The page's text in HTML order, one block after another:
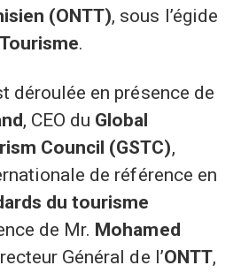
(ONTT), sous l’égide
.
déroulée en présence de
, CEO du Global
Council (GSTC),
de référence en
du tourisme
de Mr. Mohamed
Général de l’ONTT,